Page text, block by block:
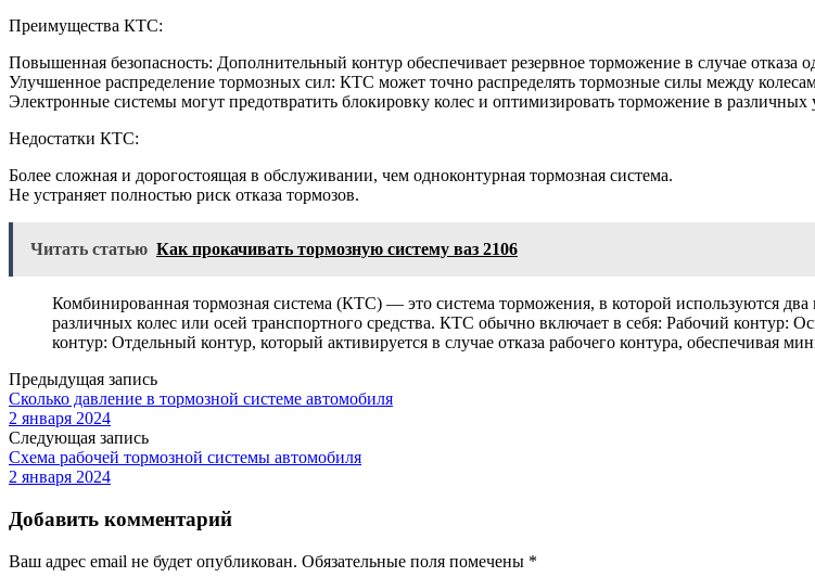
Преимущества КТС:
Повышенная безопасность: Дополнительный контур обеспечивает резервное торможение в случае отказа
Улучшенное распределение тормозных сил: КТС может точно распределять тормозные силы между
Электронные системы могут предотвратить блокировку колес и оптимизировать торможение в различных
Недостатки КТС:
Более сложная и дорогостоящая в обслуживании, чем одноконтурная тормозная система.
Не устраняет полностью риск отказа тормозов.
Читать статью Как прокачивать тормозную систему ваз 2106
Комбинированная тормозная система (КТС) — это система торможения, в которой используются
различных колес или осей транспортного средства. КТС обычно включает в себя: Рабочий контур:
контур: Отдельный контур, который активируется в случае отказа рабочего контура, обеспечивая
Предыдущая запись
Сколько давление в тормозной системе автомобиля
2 января 2024
Следующая запись
Схема рабочей тормозной системы автомобиля
2 января 2024
Добавить комментарий
Ваш адрес email не будет опубликован. Обязательные поля помечены *